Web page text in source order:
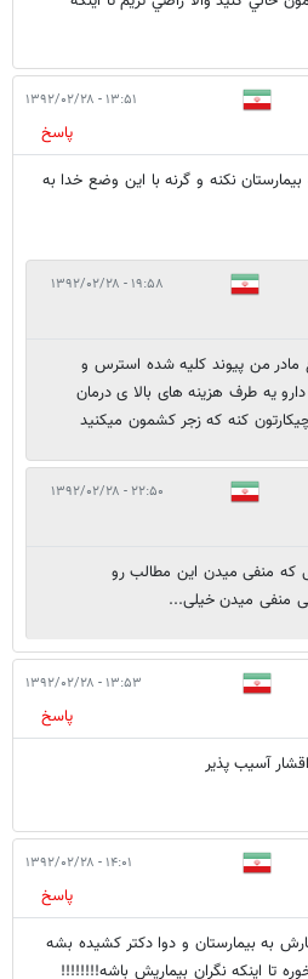
۱۳:۵۱ - ۱۳۹۲/۰۲/۲۸
پاسخ
نکنه و گرنه با این وضع خدا به
۱۹:۵۸ - ۱۳۹۲/۰۲/۲۸
مادر من پیوند کلیه شده استرس و
یه طرف هزینه های بالا ی درمان
کنه که زجر کشمون میکنید
۲۲:۵۰ - ۱۳۹۲/۰۲/۲۸
که منفی میدن این مطالب رو
منفی میدن خیلی...
۱۳:۵۳ - ۱۳۹۲/۰۲/۲۸
پاسخ
آسیب پذیر
۱۴:۰۱ - ۱۳۹۲/۰۲/۲۸
پاسخ
به بیمارستان و دوا دکتر کشیده بشه
تا اینکه نگران بیماریش باشه!!!!!!!!